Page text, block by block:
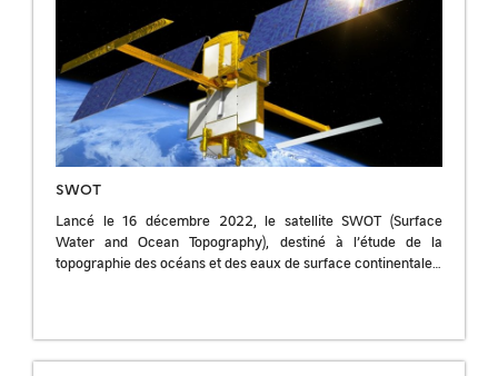
SWOT
Lancé le 16 décembre 2022, le satellite SWOT (Surface
Water and Ocean Topography), destiné à l’étude de la
topographie des océans et des eaux de surface continentales,